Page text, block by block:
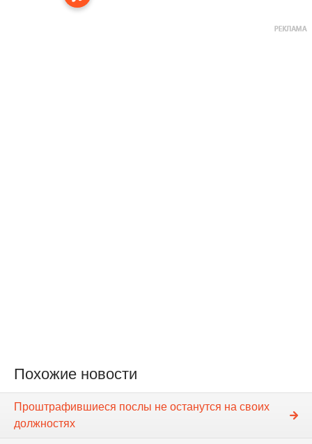
Похожие новости
Проштрафившиеся послы не останутся на своих
должностях